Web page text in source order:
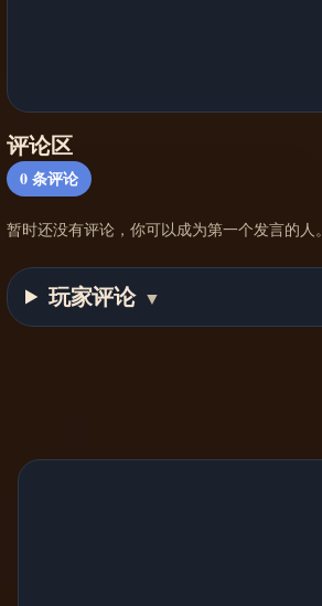
评论区
0条评论
暂时还没有评论，你可以成为第一个发言的人。
玩家评论 ▼